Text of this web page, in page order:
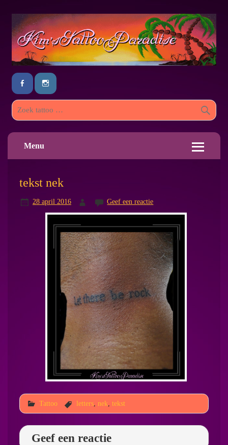
Menu
tekst nek
28 april 2016 Geef een reactie
Tattoo letters, nek tekst
Geef een reactie